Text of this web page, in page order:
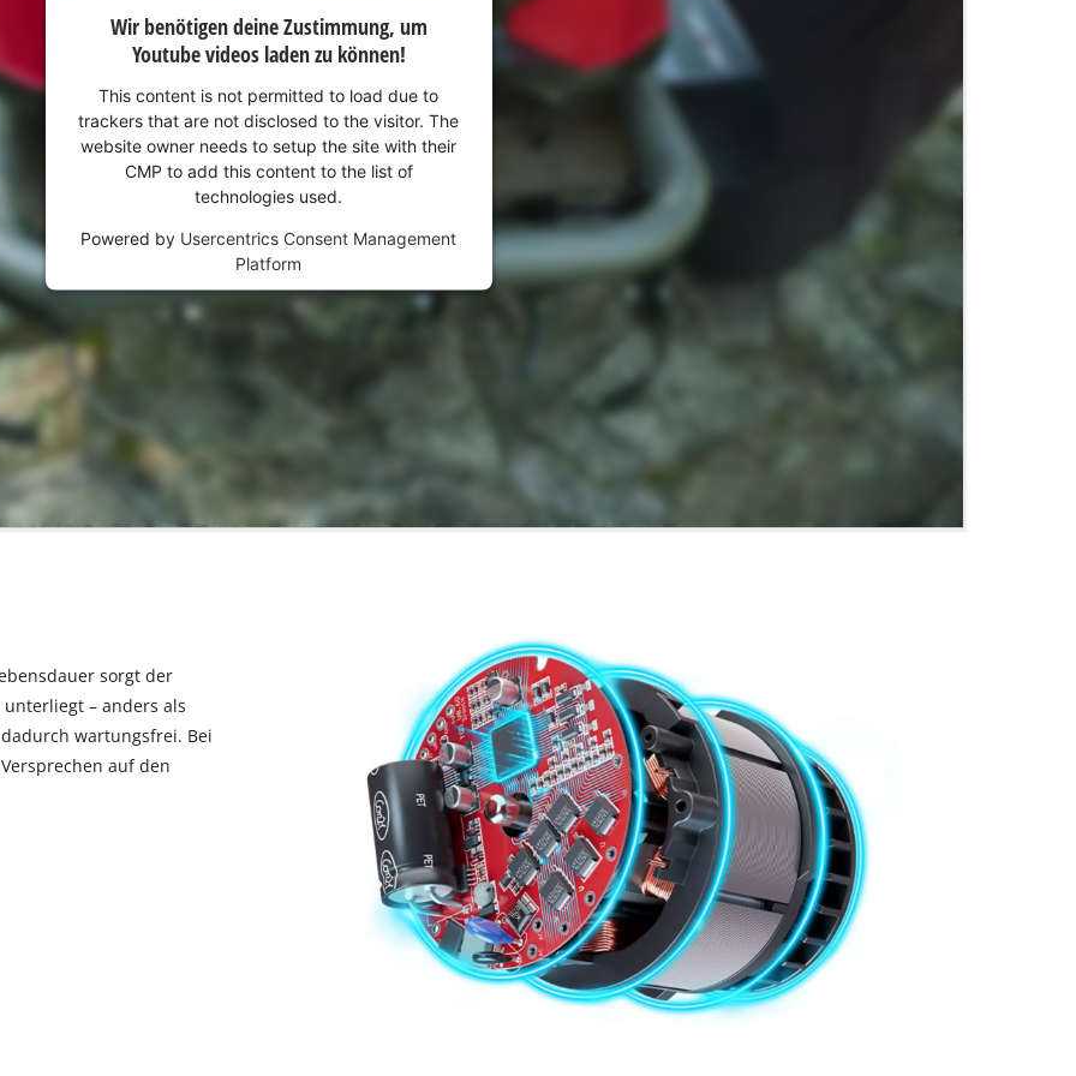
Wir benötigen deine Zustimmung, um
Youtube videos laden zu können!
This content is not permitted to load due to
trackers that are not disclosed to the visitor. The
website owner needs to setup the site with their
CMP to add this content to the list of
technologies used.
Powered by Usercentrics Consent Management
Platform
sorgt der
unterliegt – anders als
wartungsfrei. Bei
auf den